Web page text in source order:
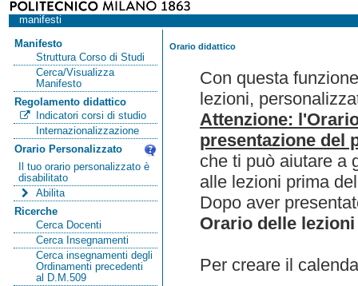
manifesti
Manifesto
Struttura Corso di Studi
Cerca/Visualizza
Manifesto
Regolamento didattico
Indicatori corsi di studio
Internazionalizzazione
Orario Personalizzato
Il tuo orario personalizzato è
disabilitato
Abilita
Ricerche
Cerca Docenti
Cerca Insegnamenti
Cerca insegnamenti degli
Ordinamenti precedenti
al D.M.509
Orario didattico
Con questa
lezioni,
Attenzione:
presentazione del
che ti può aiutare a
alle lezioni prima
Dopo aver
Orario delle lezioni
Per creare il